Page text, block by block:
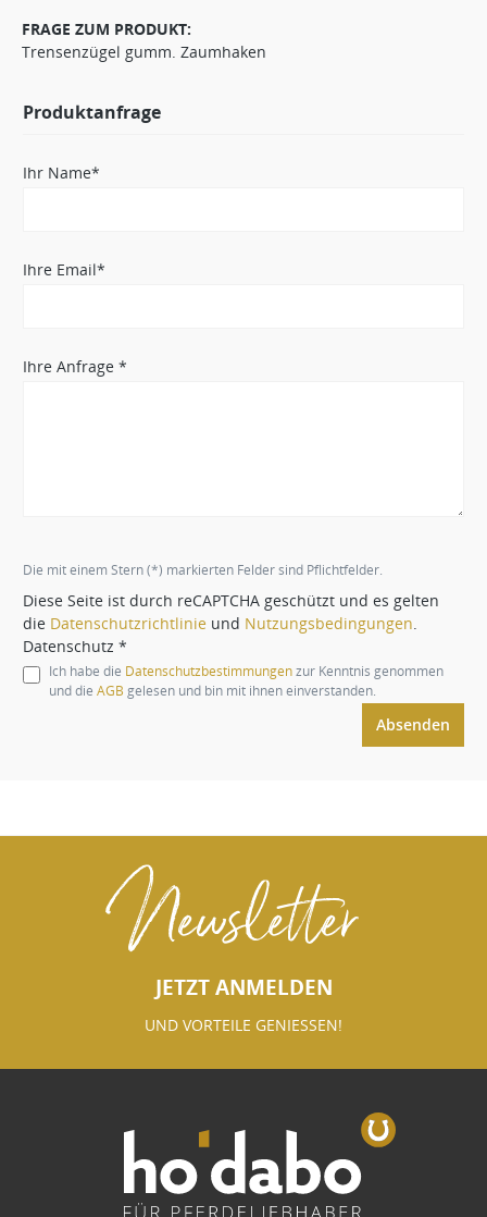
FRAGE ZUM PRODUKT:
Trensenzügel gumm. Zaumhaken
Produktanfrage
Ihr Name*
Ihre Email*
Ihre Anfrage *
Die mit einem Stern (*) markierten Felder sind Pflichtfelder.
Diese Seite ist durch reCAPTCHA geschützt und es gelten
die Datenschutzrichtlinie und Nutzungsbedingungen.
Datenschutz *
Ich habe die Datenschutzbestimmungenzur Kenntnis genommen
und die AGB gelesen und bin mit ihnen einverstanden.
Absenden
Newsletter
JETZT ANMELDEN
UND VORTEILE GENIESSEN!